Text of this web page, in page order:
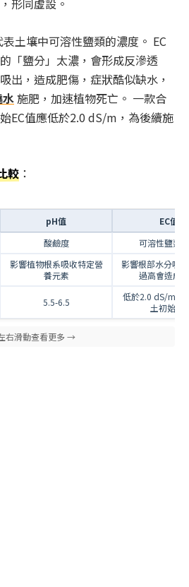
形同虛設。
表土壤中可溶性鹽類的濃度。 EC
「鹽分」太濃，會形成反滲透
出，造成肥傷，症狀酷似缺水，
施肥，加速植物死亡。 一款合
EC值應低於2.0 dS/m，為後續施
較 ：
pH值
EC值
酸鹼度 可溶性鹽類
影響植物根系吸收特定營
養元素
影響根部水分吸
過高會造成
5.5-6.5
低於2.0 dS/m (
土初始值)